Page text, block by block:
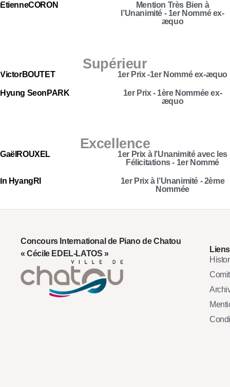
EtienneCORON
Mention Très Bien à
l’Unanimité - 1er Nommé ex-
æquo
Supérieur
VictorBOUTET 1er Prix -1er Nommé ex-æquo
Hyung Seon PARK
1er Prix - 1ère Nommée ex-
æquo
Excellence
Gaël ROUXEL
1er Prix à l’Unanimité avec les
Félicitations - 1er Nommé
In Hyang RI
1er Prix à l’Unanimité - 2ème
Nommée
Concours International de Piano de Chatou
« Cécile EDEL-LATOS »